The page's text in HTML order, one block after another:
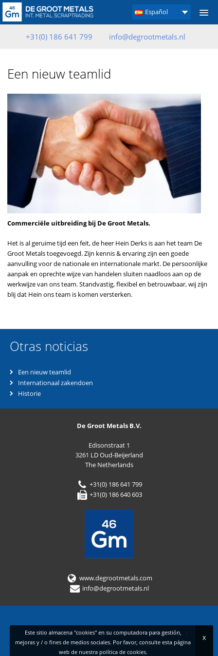
Este sitio almacena "cookies" en su computadora para gestión,
mejoras y / o fines de medios sociales. Por favor, consulte esta página
web de nuestra política de cookies.
x
Español
+31(0) 186 641 799 info@degrootmetals.nl
Een nieuw teamlid
Commerciële uitbreiding bij De Groot Metals.
Het is al geruime tijd een feit, de heer Hein Derks is aan het team De
Groot Metals toegevoegd. Zijn kennis & ervaring zijn een goede
aanvulling voor de nationale en internationale markt. De persoonlijke
aanpak en oprechte wijze van handelen sluiten naadloos aan op de
werkwijze van ons team. Standvastig, flexibel en betrouwbaar, wij zijn
blij dat Hein ons team is komen versterken.
Otras noticias
Een nieuw teamlid
Internationaal zakendoen
Historie
De Groot Metals B.V.
Edisonstraat 1
3261 LD Oud-Beijerland
The Netherlands
+31(0) 186 641 799
+31(0) 186 640 603
www.degrootmetals.com
info@degrootmetals.nl
Privacy declaration | 2026 De Groot Metals B.V.
Términos y Condiciones